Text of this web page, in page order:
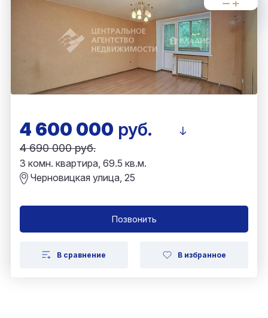
4 600 000 руб.
4 690 000 руб.
3 комн. квартира, 69.5 кв.м.
Черновицкая улица, 25
Позвонить
В сравнение В избранное